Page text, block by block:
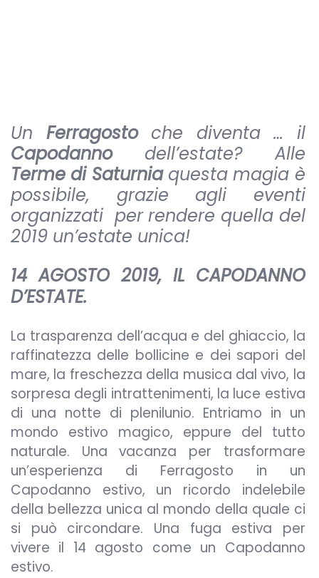
Un Ferragostoche diventa … il
Capodannodell’estate? Alle
Terme di Saturniaquesta magia è
possibile, grazie agli eventi
organizzati per rendere quella del
2019 un’estate unica!
14 AGOSTO 2019, IL CAPODANNO
D’ESTATE.
La trasparenza dell’acqua e del ghiaccio, la
raffinatezza delle bollicine e dei sapori del
mare, la freschezza della musica dal vivo, la
sorpresa degli intrattenimenti, la luce estiva
di una notte di plenilunio. Entriamo in un
mondo estivo magico, eppure del tutto
naturale. Una vacanza per trasformare
un’esperienza di Ferragosto in un
Capodanno estivo, un ricordo indelebile
della bellezza unica al mondo della quale ci
si può circondare. Una fuga estiva per
vivere il 14 agosto come un Capodanno
estivo.